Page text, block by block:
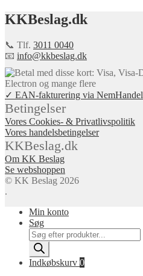
KKBeslag.dk
📞 Tlf. 3011 0040
📧 info@kkbeslag.dk
✓ EAN-fakturering via NemHandel
Betingelser
Vores Cookies- & Privatlivspolitik
Vores handelsbetingelser
KKBeslag.dk
Om KK Beslag
Se webshoppen
© KK Beslag 2026
.
Min konto
Søg
Products
search
Indkøbskurv 0